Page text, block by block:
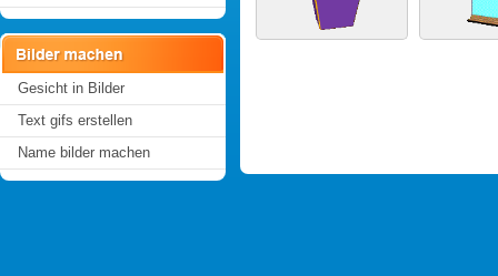
Gesicht in Bilder
Text gifs erstellen
Name bilder machen